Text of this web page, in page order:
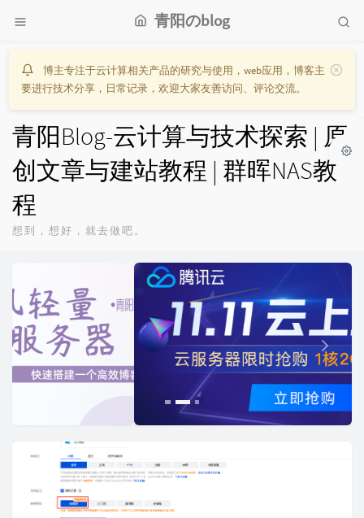
青阳のblog
博主专注于云计算相关产品的研究与使用，web应用，博客主
要进行技术分享，日常记录，欢迎大家友善访问、评论交流。
青阳Blog-云计算与技术探索 | 原
创文章与建站教程 | 群晖NAS教
程
想到，想好，就去做吧。
r
e
i
o
e
x
t